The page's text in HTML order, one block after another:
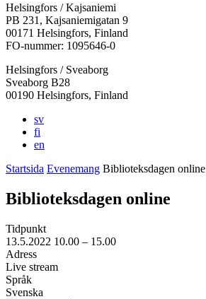
Facebook:
Öppnas
i
en
flik
Instagram:
Öppnas
i
en
flik
TikTok:
Öppnas
i
en
flik
Youtube:
Öppnas
i
en
flik
Vimeo:
Öppnas
i
en
flik
Helsingfors / Kajsaniemi
PB 231, Kajsaniemigatan 9
00171 Helsingfors, Finland
FO-nummer: 1095646-0
Helsingfors / Sveaborg
Sveaborg B28
00190 Helsingfors, Finland
sv
fi
en
Startsida Evenemang Biblioteks­dagen online
Biblioteks­dagen online
Tidpunkt
13.5.2022 10.00 – 15.00
Adress
Live stream
Språk
Svenska